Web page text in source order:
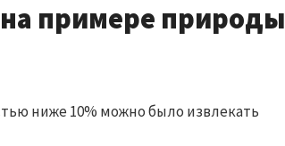
примере природы
ниже 10% можно было извлекать